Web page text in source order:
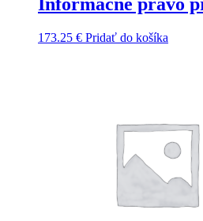
173.25 € Pridať do košíka